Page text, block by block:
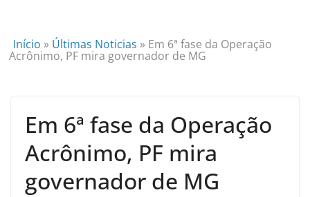
Início » Últimas Noticias » Em 6ª fase da Operação
Acrônimo, PF mira governador de MG
Em 6ª fase da Operação
Acrônimo, PF mira
governador de MG